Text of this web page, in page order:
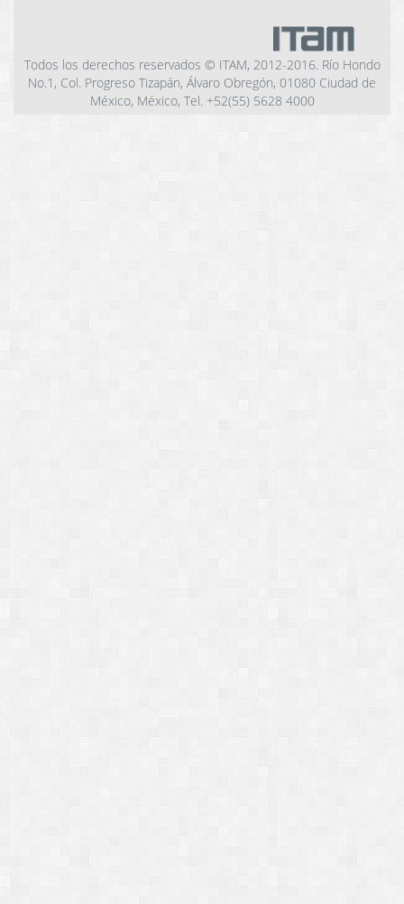
Todos los derechos reservados © ITAM, 2012-2016. Río Hondo
No.1, Col. Progreso Tizapán, Álvaro Obregón, 01080 Ciudad de
México, México, Tel. +52(55) 5628 4000